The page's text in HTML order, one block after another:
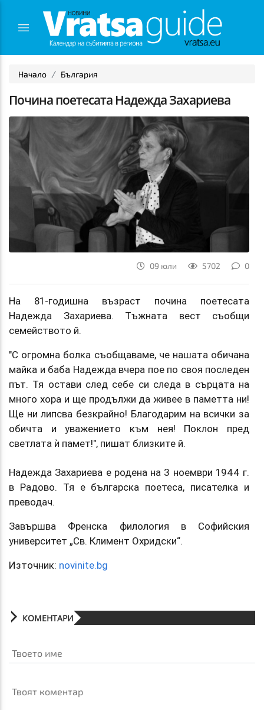
Начало България
Почина поетесата Надежда Захариева
09 юли 5702 0
На 81-годишна възраст почина поетесата
Надежда Захариева. Тъжната вест съобщи
семейството й.
"С огромна болка съобщаваме, че нашата обичана
майка и баба Надежда вчера пое по своя последен
път. Тя остави след себе си следа в сърцата на
много хора и ще продължи да живее в паметта ни!
Ще ни липсва безкрайно! Благодарим на всички за
обичта и уважението към нея! Поклон пред
светлата ѝ памет!", пишат близките й.
Надежда Захариева е родена на 3 ноември 1944 г.
в Радово. Тя е българска поетеса, писателка и
преводач.
Завършва Френска филология в Софийския
университет „Св. Климент Охридски“.
Източник: novinite.bg
КОМЕНТАРИ
Твоето име
Твоят коментар